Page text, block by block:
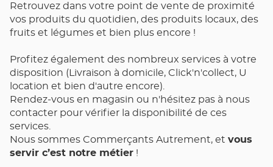
Retrouvez dans votre point de vente de proximité
vos produits du quotidien, des produits locaux, des
fruits et légumes et bien plus encore !
Profitez également des nombreux services à votre
disposition (Livraison à domicile, Click'n'collect, U
location et bien d'autre encore).
Rendez-vous en magasin ou n'hésitez pas à nous
contacter pour vérifier la disponibilité de ces
services.
Nous sommes Commerçants Autrement, et vous
servir c’est notre métier !